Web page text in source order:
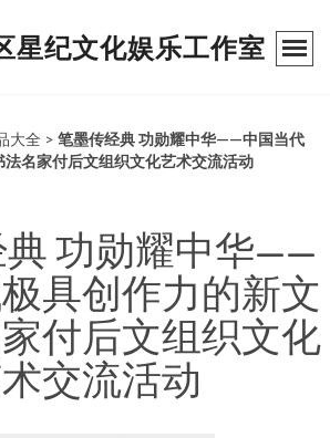
星纪文化娱乐工作室
大全 > 笔墨传经典 功勋耀中华——中国当代
名家付后文组织文化艺术交流活动
功勋耀中华——
具创作力的新文
付后文组织文化
交流活动